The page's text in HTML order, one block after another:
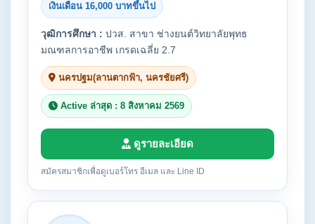
เงินเดือน 16,000 บาทขึ้นไป
วุฒิการศึกษา : ปวส. สาขา ช่างยนต์วิทยาลัยพุทธ
มณฑลการอาชีพ เกรดเฉลี่ย 2.7
นครปฐม(ลานตากฟ้า, นครชัยศรี)
Active ล่าสุด : 8 สิงหาคม 2569
ดูรายละเอียด
สมัครสมาชิกเพื่อดูเบอร์โทร อีเมล และ Line ID